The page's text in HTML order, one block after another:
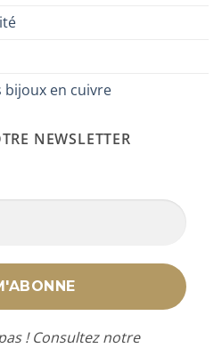
en cuivre
NEWSLETTER
! Consultez notre